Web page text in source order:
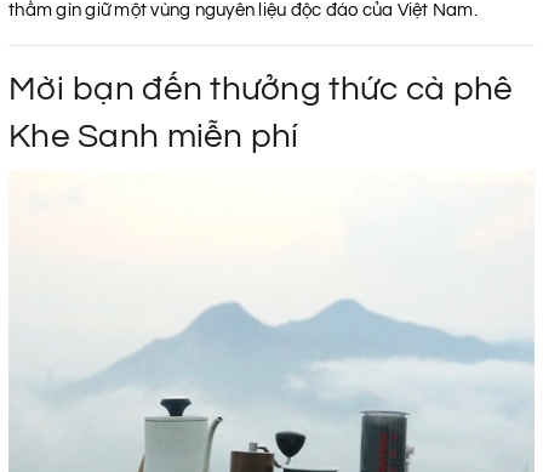
thầm gìn giữ một vùng nguyên liệu độc đáo của Việt Nam.
Mời bạn đến thưởng thức cà phê
Khe Sanh miễn phí